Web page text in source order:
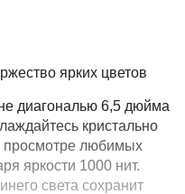
ярких цветов
диагональю 6,5 дюйма
кристально
просмотре любимых
яркости 1000 нит.
света сохранит